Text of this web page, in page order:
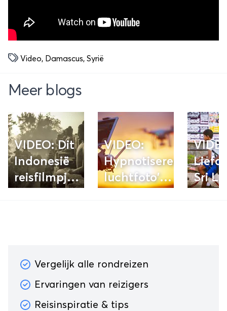
Video, Damascus, Syrië
Meer blogs
VIDEO: Dit
Indonesië
reisfilmpje
VIDEO:
Hypnotiserende
luchtfoto's
Sri
Vergelijk alle rondreizen
Ervaringen van reizigers
Reisinspiratie & tips